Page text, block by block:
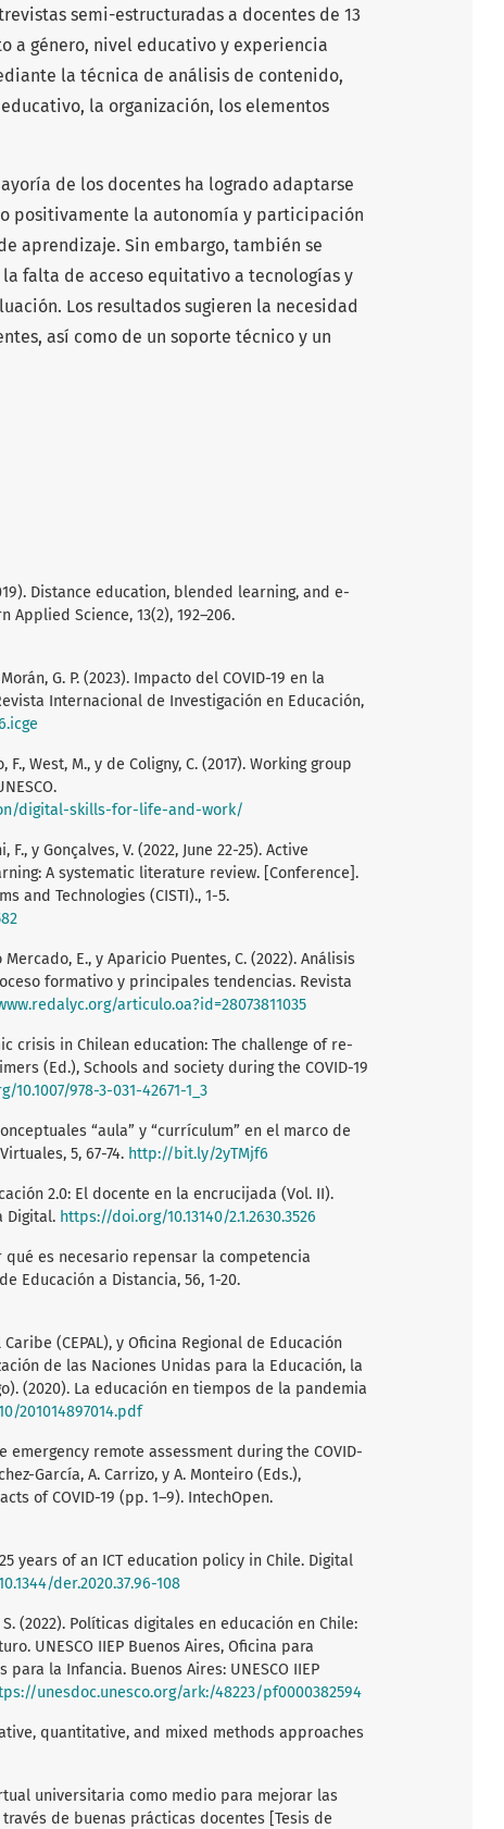
semi-estructuradas a docentes de 13
a género, nivel educativo y experiencia
la técnica de análisis de contenido,
la organización, los elementos
de los docentes ha logrado adaptarse
positivamente la autonomía y participación
aprendizaje. Sin embargo, también se
falta de acceso equitativo a tecnologías y
Los resultados sugieren la necesidad
así como de un soporte técnico y un
Distance education, blended learning, and e-
Science, 13(2), 192–206.
G. P. (2023). Impacto del COVID-19 en la
Internacional de Investigación en Educación,
West, M., y de Coligny, C. (2017). Working group
digital-skills-for-life-and-work/
y Gonçalves, V. (2022, June 22-25). Active
A systematic literature review. [Conference].
and Technologies (CISTI)., 1-5.
E., y Aparicio Puentes, C. (2022). Análisis
formativo y principales tendencias. Revista
articulo.oa?id=28073811035
crisis in Chilean education: The challenge of re-
(Ed.), Schools and society during the COVID-19
10.1007/978-3-031-42671-1_3
“aula” y “currículum” en el marco de
5, 67-74. http://bit.ly/2yTMjf6
2.0: El docente en la encrucijada (Vol. II).
Digital. https://doi.org/10.13140/2.1.2630.3526
qué es necesario repensar la competencia
Educación a Distancia, 56, 1-20.
(CEPAL), y Oficina Regional de Educación
de las Naciones Unidas para la Educación, la
(2020). La educación en tiempos de la pandemia
201014897014.pdf
emergency remote assessment during the COVID-
García, A. Carrizo, y A. Monteiro (Eds.),
of COVID-19 (pp. 1–9). IntechOpen.
years of an ICT education policy in Chile. Digital
der.2020.37.96-108
S. (2022). Políticas digitales en educación en Chile:
UNESCO IIEP Buenos Aires, Oficina para
la Infancia. Buenos Aires: UNESCO IIEP
unesdoc.unesco.org/ark:/48223/pf0000382594
quantitative, and mixed methods approaches
universitaria como medio para mejorar las
de buenas prácticas docentes [Tesis de